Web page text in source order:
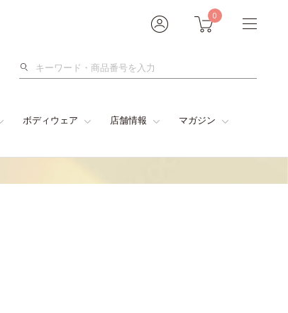
0
検
ボディウェア 店舗情報 マガジン